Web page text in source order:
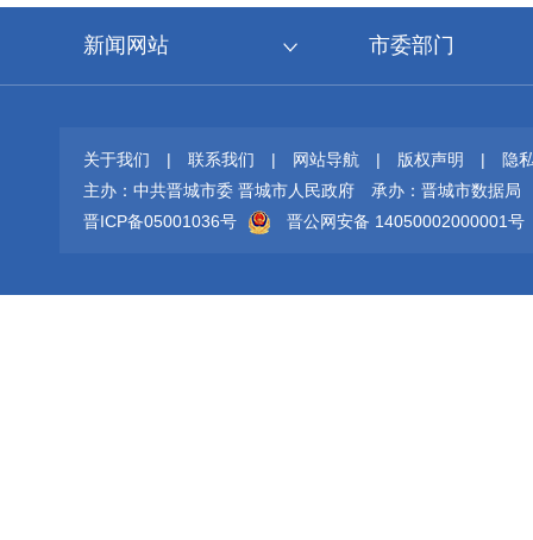
新闻网站 市委部门
关于我们 | 联系我们 | 网站导航 | 版权声明 |
隐
主办：中共晋城市委 晋城市人民政府
承办：晋城市数据局
晋ICP备05001036号
晋公网安备 14050002000001号